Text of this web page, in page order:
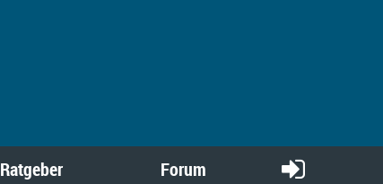
Ratgeber Forum